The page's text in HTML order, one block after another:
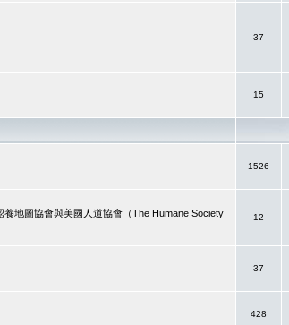
37
15
1526
地圖協會與美國人道協會（The Humane Society
12
37
428